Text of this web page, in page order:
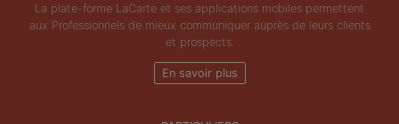
La plate-forme LaCarte et ses applications mobiles permettent
aux Professionnels de mieux communiquer auprès de leurs clients
et prospects.
En savoir plus